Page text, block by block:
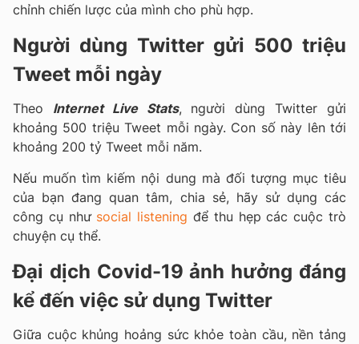
chỉnh chiến lược của mình cho phù hợp.
Người dùng Twitter gửi 500 triệu
Tweet mỗi ngày
Theo Internet Live Stats, người dùng Twitter gửi
khoảng 500 triệu Tweet mỗi ngày. Con số này lên tới
khoảng 200 tỷ Tweet mỗi năm.
Nếu muốn tìm kiếm nội dung mà đối tượng mục tiêu
của bạn đang quan tâm, chia sẻ, hãy sử dụng các
công cụ như social listening để thu hẹp các cuộc trò
chuyện cụ thể.
Đại dịch Covid-19 ảnh hưởng đáng
kể đến việc sử dụng Twitter
Giữa cuộc khủng hoảng sức khỏe toàn cầu, nền tảng